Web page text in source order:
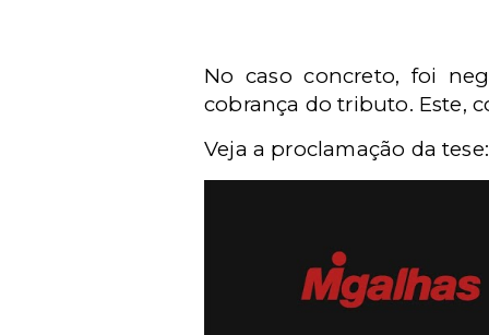
No caso concreto, foi
cobrança do tributo. Este,
Veja a proclamação da tese: